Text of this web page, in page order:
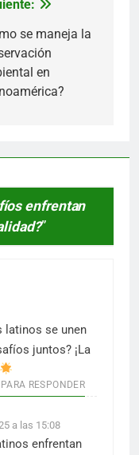
se maneja la
en
enfrentan
”
latinos se unen
juntos? ¡La
RESPONDER
a las 15:08
enfrentan